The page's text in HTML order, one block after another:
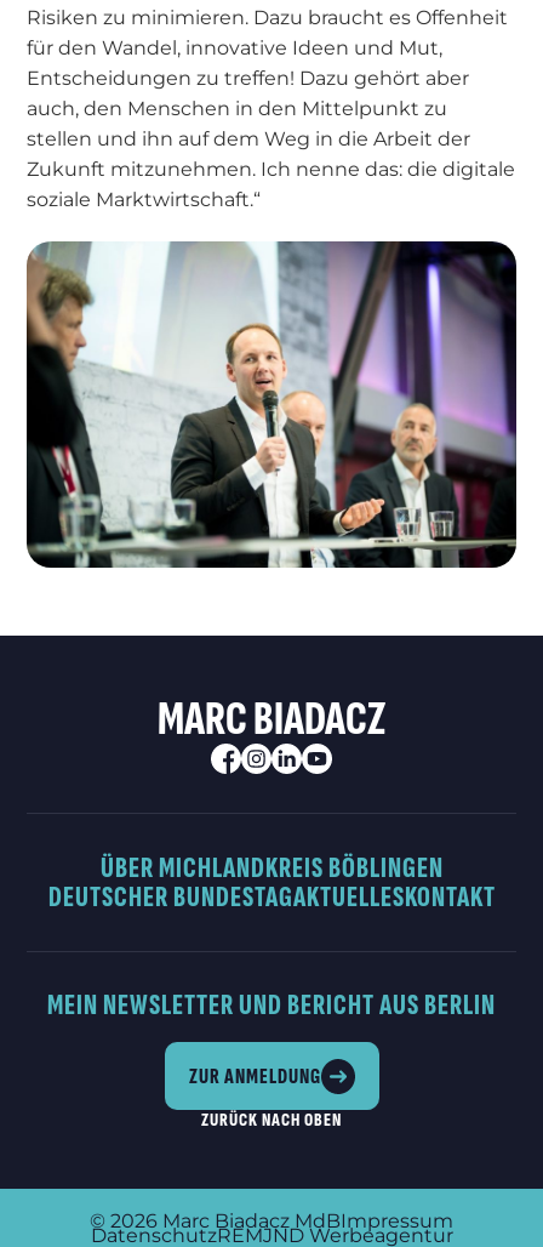
Risiken zu minimieren. Dazu braucht es Offenheit
für den Wandel, innovative Ideen und Mut,
Entscheidungen zu treffen! Dazu gehört aber
auch, den Menschen in den Mittelpunkt zu
stellen und ihn auf dem Weg in die Arbeit der
Zukunft mitzunehmen. Ich nenne das: die digitale
soziale Marktwirtschaft.“
MARC BIADACZ
ÜBER MICHLANDKREIS BÖBLINGEN
DEUTSCHER BUNDESTAGAKTUELLESKONTAKT
MEIN NEWSLETTER UND BERICHT AUS BERLIN
ZUR ANMELDUNG
ZURÜCK NACH OBEN
© 2026 Marc Biadacz MdBImpressum
DatenschutzREMJND Werbeagentur